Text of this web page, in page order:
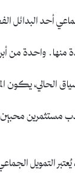
أحد
منها. واحدة
الحالي،
مستثمرين
التمويل